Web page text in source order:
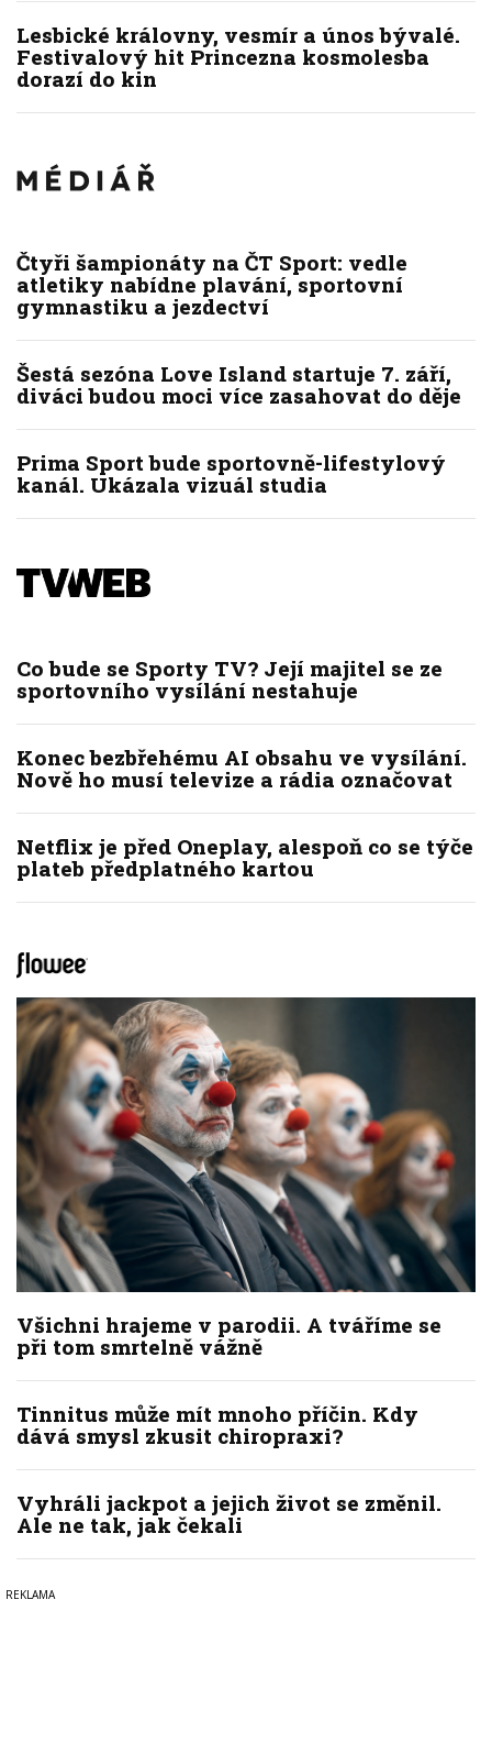
Lesbické královny, vesmír a únos bývalé.
Festivalový hit Princezna kosmolesba
dorazí do kin
Čtyři šampionáty na ČT Sport: vedle
atletiky nabídne plavání, sportovní
gymnastiku a jezdectví
Šestá sezóna Love Island startuje 7. září,
diváci budou moci více zasahovat do děje
Prima Sport bude sportovně-lifestylový
kanál. Ukázala vizuál studia
Co bude se Sporty TV? Její majitel se ze
sportovního vysílání nestahuje
Konec bezbřehému AI obsahu ve vysílání.
Nově ho musí televize a rádia označovat
Netflix je před Oneplay, alespoň co se týče
plateb předplatného kartou
Všichni hrajeme v parodii. A tváříme se
při tom smrtelně vážně
Tinnitus může mít mnoho příčin. Kdy
dává smysl zkusit chiropraxi?
Vyhráli jackpot a jejich život se změnil.
Ale ne tak, jak čekali